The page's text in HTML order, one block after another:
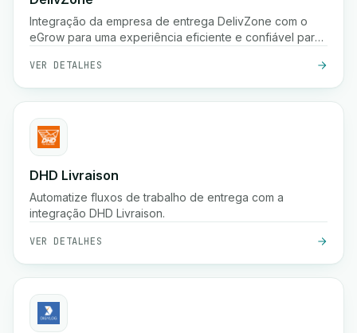
Integração da empresa de entrega DelivZone com o
eGrow para uma experiência eficiente e confiável para
VER DETALHES
DHD Livraison
Automatize fluxos de trabalho de entrega com a
integração DHD Livraison.
VER DETALHES